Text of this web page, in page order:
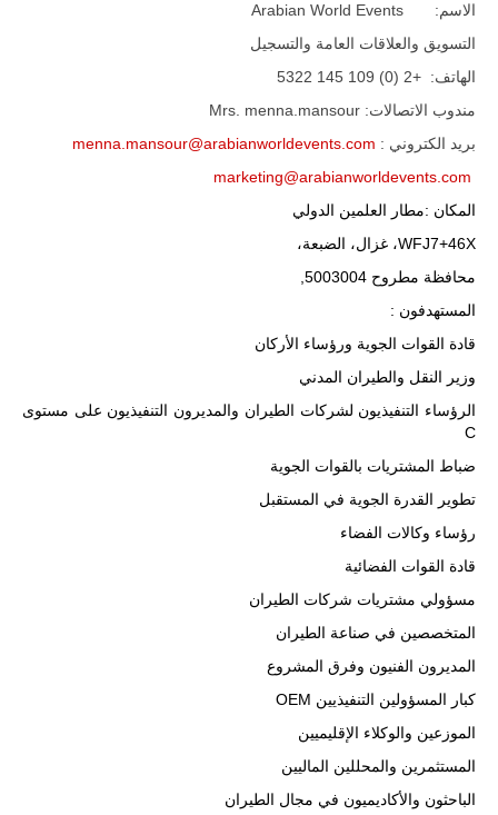
تدريبات
2026 الدولية
جيوش وقادة
شرق البلاد
الاسم: Arabian World Events
التسويق والعلاقات العامة والتسجيل
الهاتف: +2 (0) 109 145 5322
مندوب الاتصالات: Mrs. menna.mansour
بريد الكتروني : menna.mansour@arabianworldevents.com
marketing@arabianworldevents.com
المكان :مطار العلمين الدولي
WFJ7+46X، غزال، الضبعة،
محافظة مطروح 5003004,
المستهدفون :
قادة القوات الجوية ورؤساء الأركان
وزير النقل والطيران المدني
الرؤساء التنفيذيون لشركات الطيران والمديرون التنفيذيون على مستوى
C
ضباط المشتريات بالقوات الجوية
تطوير القدرة الجوية في المستقبل
رؤساء وكالات الفضاء
قادة القوات الفضائية
مسؤولي مشتريات شركات الطيران
المتخصصين في صناعة الطيران
المديرون الفنيون وفرق المشروع
كبار المسؤولين التنفيذيين OEM
الموزعين والوكلاء الإقليميين
المستثمرين والمحللين الماليين
الباحثون والأكاديميون في مجال الطيران